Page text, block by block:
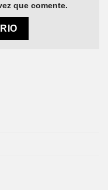
que comente.